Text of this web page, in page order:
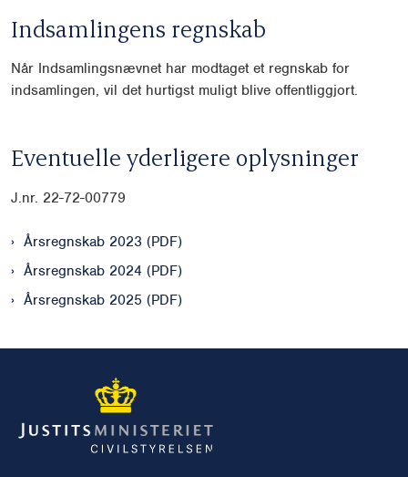
Indsamlingens regnskab
Når Indsamlingsnævnet har modtaget et regnskab for
indsamlingen, vil det hurtigst muligt blive offentliggjort.
Eventuelle yderligere oplysninger
J.nr. 22-72-00779
Årsregnskab 2023 (PDF)
Årsregnskab 2024 (PDF)
Årsregnskab 2025 (PDF)